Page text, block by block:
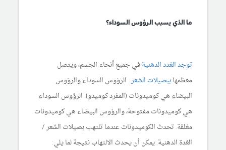
ما الذي يسبب الرؤوس السوداء؟
توجد الغدد الدهنيةفي جميع أنحاء الجسم، ويتصل
معظمهاببصيلات الشعر. الرؤوس السوداء والرؤوس
البيضاء هي كوميدونات (المفرد كوميدو). الرؤوس السوداء
هي كوميدونات مفتوحة، والرؤوس البيضاء هي كوميدونات
مغلقة. تحدث الكوميدونات عندما تلتهب بصيلات الشعر /
الغدة الدهنية. يمكن أن يحدث الالتهاب نتيجة لما يلي: